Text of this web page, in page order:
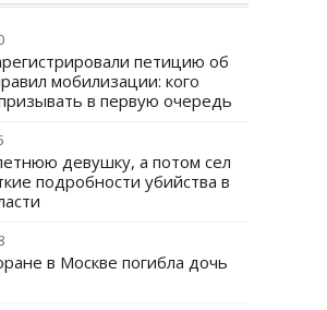
петицию об
мобилизации: кого
в первую очередь
девушку, а потом сел
подробности убийства в
в Москве погибла дочь